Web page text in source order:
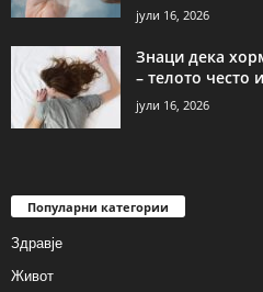
јули 16, 2026
Знаци дека
– телото често
јули 16, 2026
Популарни категории
Здравје
Живот